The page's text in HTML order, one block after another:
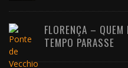
FLORENÇA – QUEM
TEMPO PARASSE